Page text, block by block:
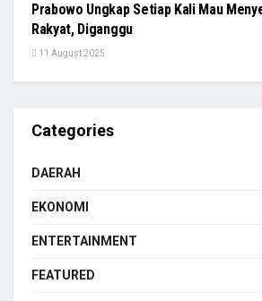
Prabowo Ungkap Setiap Kali Mau
Rakyat, Diganggu
11 August 2025
Categories
DAERAH
EKONOMI
ENTERTAINMENT
FEATURED